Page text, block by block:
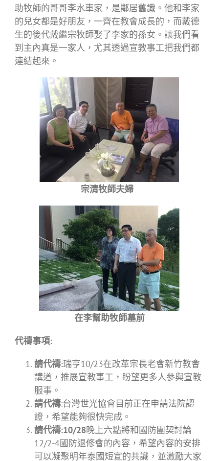
助牧師的哥哥李水車家，是鄰居舊識。他和李家
的兒女都是好朋友，一齊在教會成長的，而戴德
生的後代戴繼宗牧師娶了李家的孫女。讓我們看
到主內真是一家人，尤其透過宣教事工把我們都
連結起來。
宗清牧師夫婦
在李幫助牧師墓前
代禱事項:
請代禱:瑞亨10/23在改革宗長老會新竹教會
講道，推展宣教事工，盼望更多人參與宣教
服事。
請代禱:台灣世光協會目前正在申請法院認
證，希望能夠很快完成。
請代禱:10/28晚上六點將和國防團契討論
12/2-4國防退修會的內容，希望內容的安排
可以凝聚明年泰國短宣的共識，並激勵大家